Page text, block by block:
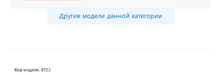
Другие модели данной категории